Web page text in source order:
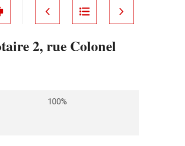
2, rue Colonel
100%